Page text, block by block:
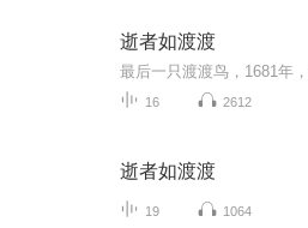
逝者如渡渡
16 2612
逝者如渡渡
19 1064